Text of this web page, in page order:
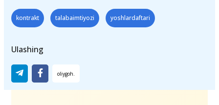
kontrakt talabaimtiyozi yoshlardaftari
Ulashing